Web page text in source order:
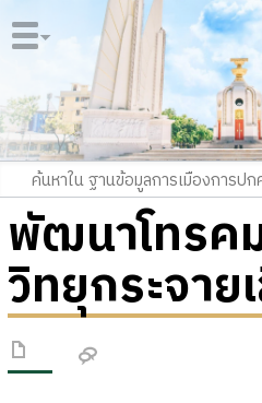
พัฒนาโทรค
วิทยุกระจาย